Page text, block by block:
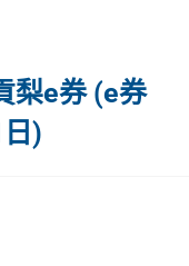
梨e券 (e券
)